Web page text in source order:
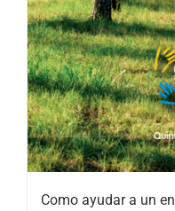
Como ayudar a un